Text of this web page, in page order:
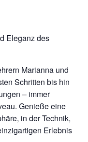
Eleganz des
Marianna und
Schritten bis hin
– immer
Genieße eine
in der Technik,
Erlebnis